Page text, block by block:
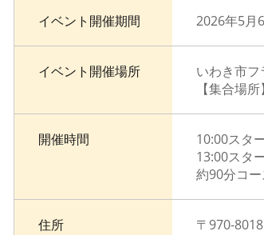
イベント開催期間 2026年5月
イベント開催場所
いわき市
【集合場
開催時間
10:00スタ
13:00スタ
約90分コ
住所 〒970-